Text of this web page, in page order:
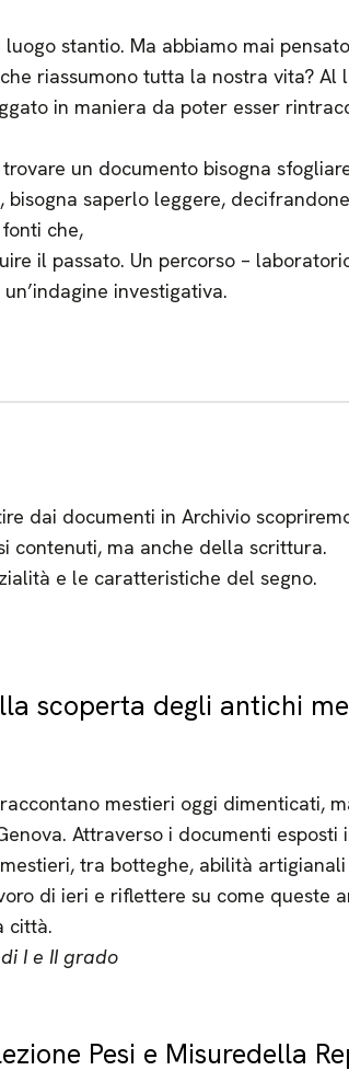
stantio. Ma abbiamo mai
riassumono tutta la nostra vita? Al
in maniera da poter esser
un documento bisogna
saperlo leggere,
che,
il passato. Un percorso –
investigativa.
dai documenti in Archivio
contenuti, ma anche della scrittura.
e le caratteristiche del segno.
scoperta degli antichi
mestieri oggi dimenticati,
Attraverso i documenti esposti
tra botteghe, abilità
di ieri e riflettere su come queste
città.
I e II grado
Pesi e Misuredella